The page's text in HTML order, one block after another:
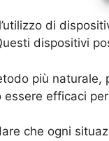
di
dispositivi
più
essere efficaci
che ogni